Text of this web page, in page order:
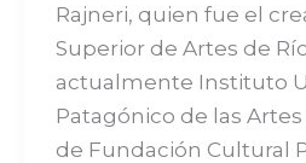
Rajneri, quien fue el
Superior de Artes de
actualmente Instituto
Patagónico de las Artes
de Fundación Cultural